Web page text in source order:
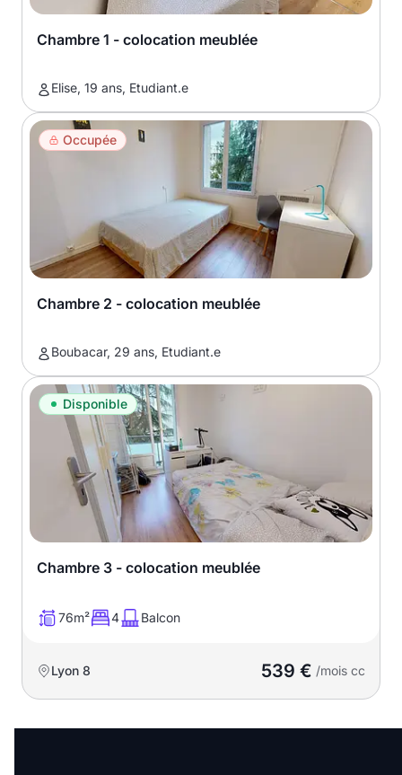
Chambre 1 - colocation meublée
Elise, 19 ans, Etudiant.e
Occupée
Chambre 2 - colocation meublée
Boubacar, 29 ans, Etudiant.e
Disponible
Chambre 3 - colocation meublée
76m² 4 Balcon
Lyon 8 539 € /mois cc